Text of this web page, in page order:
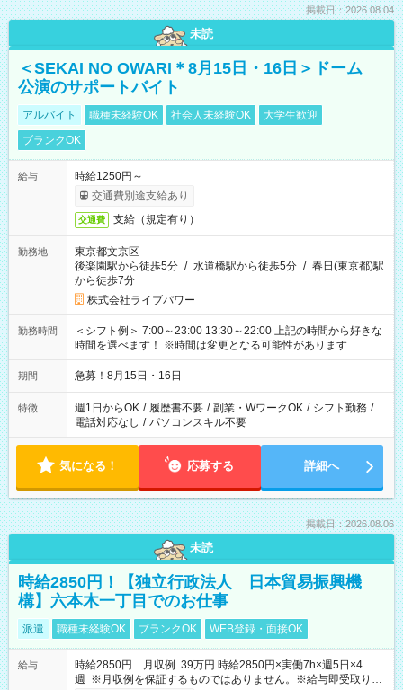
掲載日：2026.08.04
未読
＜SEKAI NO OWARI＊8月15日・16日＞ドーム
公演のサポートバイト
アルバイト 職種未経験OK 社会人未経験OK
大学生歓迎
ブランクOK
給与
時給1250円～
交通費別途支給あり
交通費 支給（規定有り）
勤務地
東京都文京区
後楽園駅から徒歩5分 / 水道橋駅から徒歩5分 / 春日(東京都)駅
から徒歩7分
株式会社ライブパワー
勤務時間
＜シフト例＞ 7:00～23:00 13:30～22:00 上記の時間から好きな
時間を選べます！ ※時間は変更となる可能性があります
期間 急募！8月15日・16日
特徴 週1日からOK / 履歴書不要 / 副業・WワークOK / シフト勤務 /
電話対応なし / パソコンスキル不要
気になる！ 応募する 詳細へ
掲載日：2026.08.06
未読
時給2850円！【独立行政法人 日本貿易振興機
構】六本木一丁目でのお仕事
派遣 職種未経験OK ブランクOK WEB登録・面接OK
給与
時給2850円 月収例 39万円 時給2850円×実働7h×週5日×4
週 ※月収例を保証するものではありません。※給与即受取りサ